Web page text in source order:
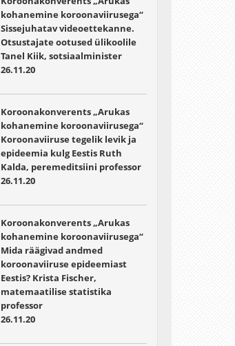
kohanemine koroonaviirusega“
Sissejuhatav videoettekanne.
Otsustajate ootused ülikoolile
Tanel Kiik, sotsiaalminister
26.11.20
Koroonakonverents „Arukas
kohanemine koroonaviirusega“
Koroonaviiruse tegelik levik ja
epideemia kulg Eestis Ruth
Kalda, peremeditsiini professor
26.11.20
Koroonakonverents „Arukas
kohanemine koroonaviirusega“
Mida räägivad andmed
koroonaviiruse epideemiast
Eestis? Krista Fischer,
matemaatilise statistika
professor
26.11.20